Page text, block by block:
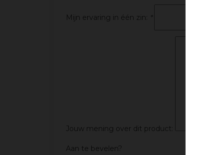
Mijn ervaring in één zin: *
Jouw mening over dit product:
Aan te bevelen?